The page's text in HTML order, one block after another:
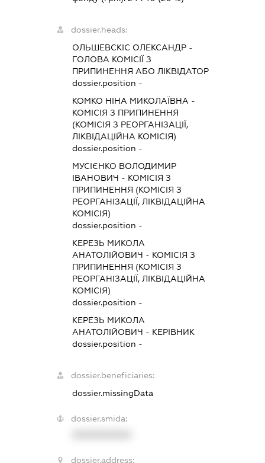
dossier.heads:
ОЛЬШЕВСКІС ОЛЕКСАНДР-
ГОЛОВА КОМІСІЇ З
ПРИПИНЕННЯ АБО ЛІКВІДАТОР
dossier.position -
КОМКО НІНА МИКОЛАЇВНА -
КОМІСІЯ З ПРИПИНЕННЯ
(КОМІСІЯ З РЕОРГАНІЗАЦІЇ,
ЛІКВІДАЦІЙНА КОМІСІЯ)
dossier.position -
МУСІЄНКО ВОЛОДИМИР
ІВАНОВИЧ - КОМІСІЯ З
ПРИПИНЕННЯ (КОМІСІЯ З
РЕОРГАНІЗАЦІЇ, ЛІКВІДАЦІЙНА
КОМІСІЯ)
dossier.position -
КЕРЕЗЬ МИКОЛА
АНАТОЛІЙОВИЧ - КОМІСІЯ З
ПРИПИНЕННЯ (КОМІСІЯ З
РЕОРГАНІЗАЦІЇ, ЛІКВІДАЦІЙНА
КОМІСІЯ)
dossier.position -
КЕРЕЗЬ МИКОЛА
АНАТОЛІЙОВИЧ - КЕРІВНИК
dossier.position -
dossier.beneficiaries:
dossier.missingData
dossier.smida:
dossier.address: